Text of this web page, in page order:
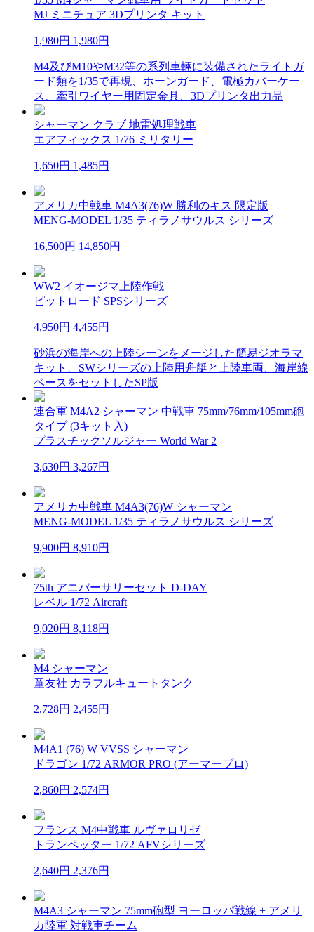
MJ ミニチュア 3Dプリンタ キット
1,980円 1,980円
M4及びM10やM32等の系列車輛に装備されたライトガ
ード類を1/35で再現、ホーンガード、電極カバーケー
ス、牽引ワイヤー用固定金具、3Dプリンタ出力品
シャーマン クラブ 地雷処理戦車
エアフィックス 1/76 ミリタリー
1,650円 1,485円
アメリカ中戦車 M4A3(76)W 勝利のキス 限定版
MENG-MODEL 1/35 ティラノサウルス シリーズ
16,500円 14,850円
WW2 イオージマ上陸作戦
ピットロード SPSシリーズ
4,950円 4,455円
砂浜の海岸への上陸シーンをメージした簡易ジオラマ
キット、SWシリーズの上陸用舟艇と上陸車両、海岸線
ベースをセットしたSP版
連合軍 M4A2 シャーマン 中戦車 75mm/76mm/105mm砲
タイプ (3キット入)
プラスチックソルジャー World War 2
3,630円 3,267円
アメリカ中戦車 M4A3(76)W シャーマン
MENG-MODEL 1/35 ティラノサウルス シリーズ
9,900円 8,910円
75th アニバーサリーセット D-DAY
レベル 1/72 Aircraft
9,020円 8,118円
M4 シャーマン
童友社 カラフルキュートタンク
2,728円 2,455円
M4A1 (76) W VVSS シャーマン
ドラゴン 1/72 ARMOR PRO (アーマープロ)
2,860円 2,574円
フランス M4中戦車 ルヴァロリゼ
トランペッター 1/72 AFVシリーズ
2,640円 2,376円
M4A3 シャーマン 75mm砲型 ヨーロッパ戦線 + アメリ
カ陸軍 対戦車チーム